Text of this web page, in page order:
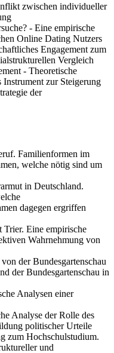
zwischen individueller
- Eine empirische
Online Dating Nutzers
Engagement zum
Vergleich
- Theoretische
zur Steigerung
der
Familienformen im
welche nötig sind um
in Deutschland.
dagegen ergriffen
Trier. Eine empirische
Wahrnehmung von
der Bundesgartenschau
der Bundesgartenschau in
Analysen einer
Analyse der Rolle des
politischer Urteile
zum Hochschulstudium.
und